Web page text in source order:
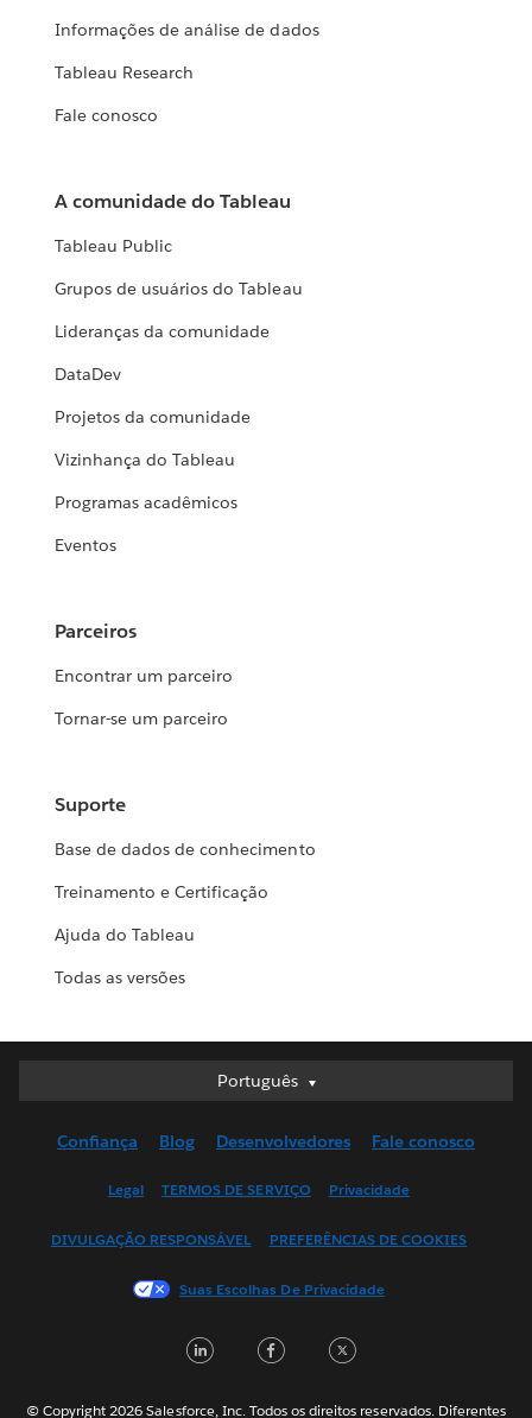
Informações de análise de dados
Tableau Research
Fale conosco
A comunidade do Tableau
Tableau Public
Grupos de usuários do Tableau
Lideranças da comunidade
DataDev
Projetos da comunidade
Vizinhança do Tableau
Programas acadêmicos
Eventos
Parceiros
Encontrar um parceiro
Tornar-se um parceiro
Suporte
Base de dados de conhecimento
Treinamento e Certificação
Ajuda do Tableau
Todas as versões
Português
Português
English (UK)
Français (Canada)
日本語
Nederlands
Confiança Blog Desenvolvedores Fale conosco
Legal TERMOS DE SERVIÇO Privacidade
DIVULGAÇÃO RESPONSÁVEL PREFERÊNCIAS DE COOKIES
Suas Escolhas De Privacidade
LinkedInFacebook
© Copyright 2026 Salesforce, Inc. Todos os direitos reservados. Diferentes